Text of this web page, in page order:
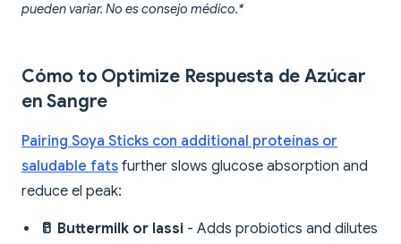
pueden variar. No es consejo médico.*
Cómo to Optimize Respuesta de Azúcar
en Sangre
Pairing Soya Sticks con additional proteínas or
saludable fats further slows glucose absorption and
reduce el peak:
🥛 Buttermilk or lassi - Adds probiotics and dilutes